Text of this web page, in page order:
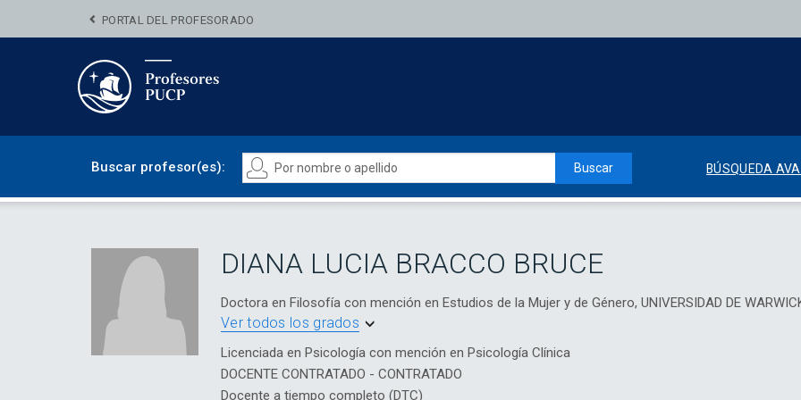
PORTAL DEL PROFESORADO
Buscar profesor(es): Buscar BÚSQUEDA
DIANA LUCIA BRACCO BRUCE
Doctora en Filosofía con mención en Estudios de la Mujer y de Género, UNIVERSIDAD DE
Ver todos los grados
Licenciada en Psicología con mención en Psicología Clínica
DOCENTE CONTRATADO - CONTRATADO
Docente a tiempo completo (DTC)